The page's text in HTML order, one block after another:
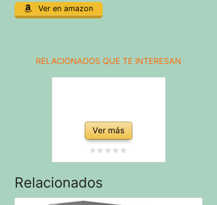
Ver en amazon
RELACIONADOS QUE TE INTERESAN
Ver más
Relacionados